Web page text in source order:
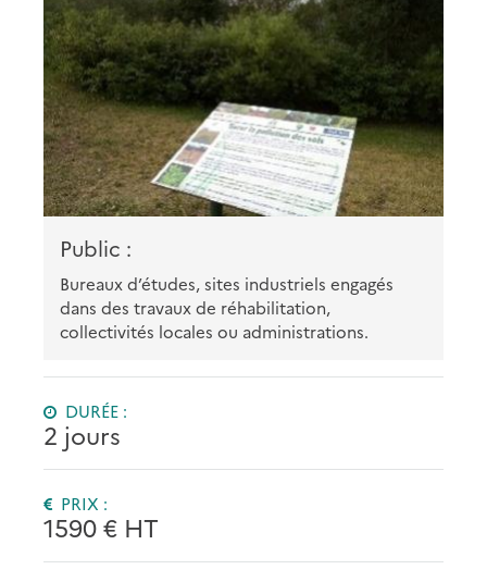
Public :
Bureaux d’études, sites industriels engagés
dans des travaux de réhabilitation,
collectivités locales ou administrations.
DURÉE :
2 jours
PRIX :
1590 € HT